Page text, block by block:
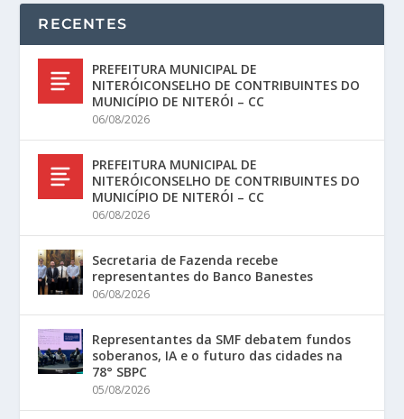
RECENTES
PREFEITURA MUNICIPAL DE
NITERÓICONSELHO DE CONTRIBUINTES DO
MUNICÍPIO DE NITERÓI – CC
06/08/2026
PREFEITURA MUNICIPAL DE
NITERÓICONSELHO DE CONTRIBUINTES DO
MUNICÍPIO DE NITERÓI – CC
06/08/2026
Secretaria de Fazenda recebe
representantes do Banco Banestes
06/08/2026
Representantes da SMF debatem fundos
soberanos, IA e o futuro das cidades na
78° SBPC
05/08/2026